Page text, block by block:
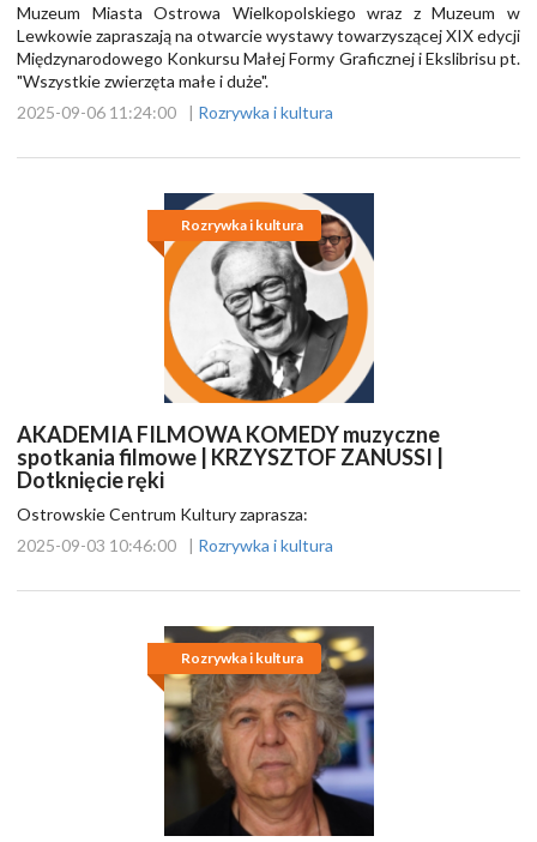
Muzeum Miasta Ostrowa Wielkopolskiego wraz z Muzeum w
Lewkowie zapraszają na otwarcie wystawy towarzyszącej XIX edycji
Międzynarodowego Konkursu Małej Formy Graficznej i Ekslibrisu pt.
"Wszystkie zwierzęta małe i duże".
2025-09-06 11:24:00
| Rozrywka i kultura
Rozrywka i kultura
AKADEMIA FILMOWA KOMEDY muzyczne
spotkania filmowe | KRZYSZTOF ZANUSSI |
Dotknięcie ręki
Ostrowskie Centrum Kultury zaprasza:
2025-09-03 10:46:00
Rozrywka i kultura
Rozrywka i kultura